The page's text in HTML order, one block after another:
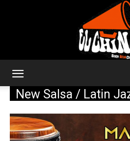
Latin
New Salsa / Latin